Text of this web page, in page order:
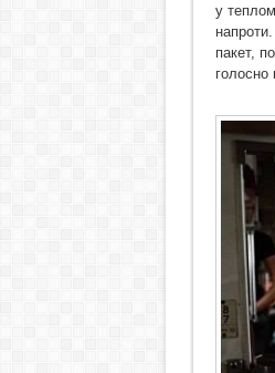
у
пакет,
голосно